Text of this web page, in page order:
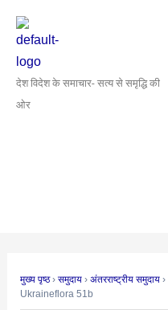
content
देश विदेश के समाचार- सत्य से समृद्धि की
ओर
मुख्य पृष्ठ › समुदाय › अंतरराष्ट्रीय समुदाय ›
Ukraineflora 51b
navigation